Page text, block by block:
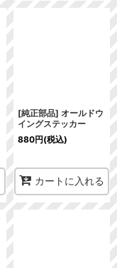
[純正部品] オールドウ
イングステッカー
880円(税込)
カートに入れる